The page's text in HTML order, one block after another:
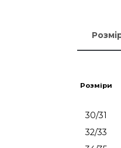
Розміри
30/31
32/33